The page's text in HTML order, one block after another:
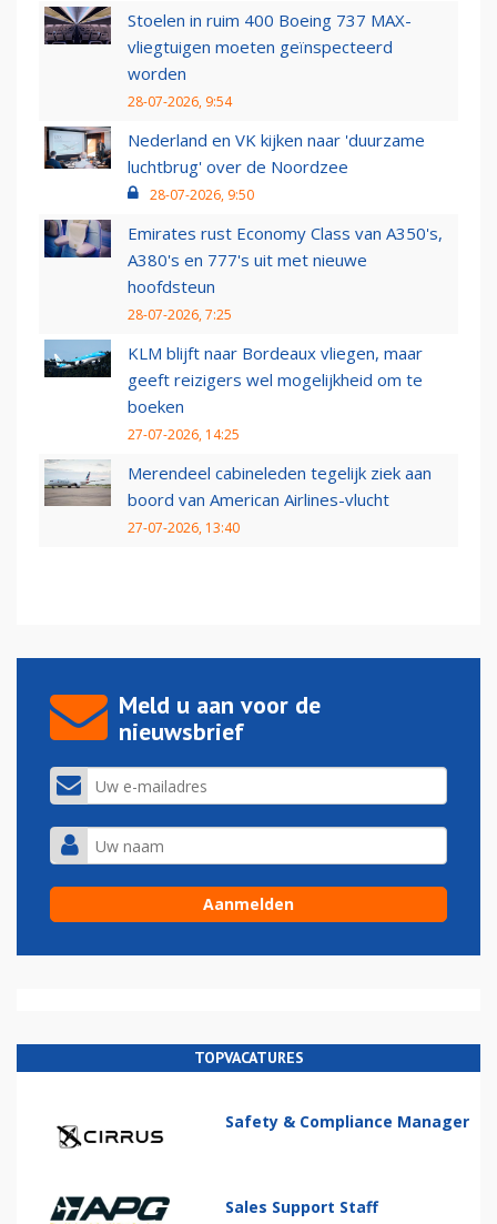
Stoelen in ruim 400 Boeing 737 MAX-
vliegtuigen moeten geïnspecteerd
worden
28-07-2026, 9:54
Nederland en VK kijken naar 'duurzame
luchtbrug' over de Noordzee
28-07-2026, 9:50
Emirates rust Economy Class van A350's,
A380's en 777's uit met nieuwe
hoofdsteun
28-07-2026, 7:25
KLM blijft naar Bordeaux vliegen, maar
geeft reizigers wel mogelijkheid om te
boeken
27-07-2026, 14:25
Merendeel cabineleden tegelijk ziek aan
boord van American Airlines-vlucht
27-07-2026, 13:40
Meld u aan voor de
nieuwsbrief
TOPVACATURES
Safety & Compliance Manager
Sales Support Staff